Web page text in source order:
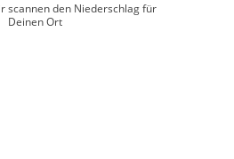
scannen den Niederschlag für
Deinen Ort